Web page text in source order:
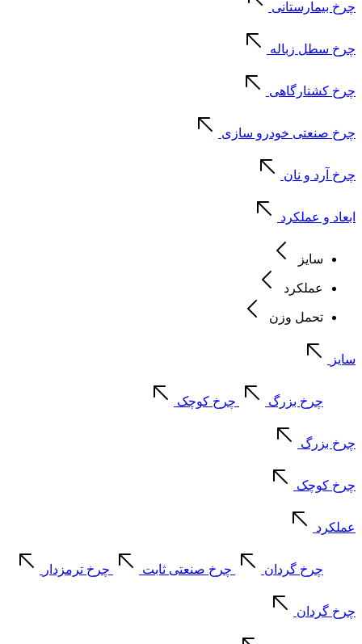
چرخ بیمارستانی
چرخ سطل زباله
چرخ کشتارگاهی
چرخ صنعتی خودرو سازی
چرخ آرد و نان
ابعاد و عملکرد
سایز
عملکرد
تحمل وزن
سایز
چرخ بزرگ چرخ کوچک
چرخ بزرگ
چرخ کوچک
عملکرد
چرخ گردان چرخ صنعتی ثابت چرخ ترمزدار
چرخ گردان